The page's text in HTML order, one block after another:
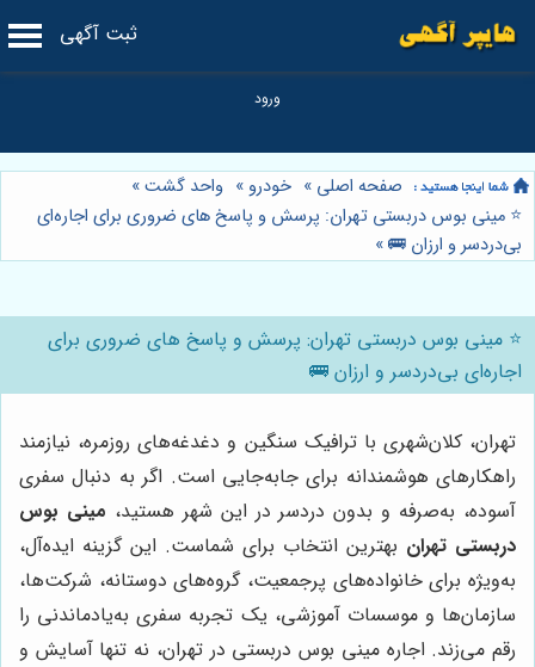
ثبت آگهی
صفحه اصلی » خودرو » واحد گشت»
⭐️ مینی بوس دربستی تهران: پرسش و پاسخ های ضروری برای اجاره‌ای
بی‌دردسر و ارزان 🚌»
⭐️ مینی بوس دربستی تهران: پرسش و پاسخ های ضروری برای
اجاره‌ای بی‌دردسر و ارزان 🚌
تهران، کلان‌شهری با ترافیک سنگین و دغدغه‌های روزمره، نیازمند
راهکارهای هوشمندانه برای جابه‌جایی است. اگر به دنبال سفری
آسوده، به‌صرفه و بدون دردسر در این شهر هستید، مینی بوس
دربستی تهران بهترین انتخاب برای شماست. این گزینه ایده‌آل،
به‌ویژه برای خانواده‌های پرجمعیت، گروه‌های دوستانه، شرکت‌ها،
سازمان‌ها و موسسات آموزشی، یک تجربه سفری به‌یادماندنی را
رقم می‌زند. اجاره مینی بوس دربستی در تهران، نه تنها آسایش و